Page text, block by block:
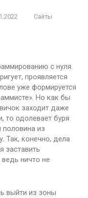
Сайты
с нуля.
проявляется
уже формируется
Но как бы
заходит даже
то одолевает буря
половина из
Так, конечно, дела
заставить
ничто не
выйти из зоны